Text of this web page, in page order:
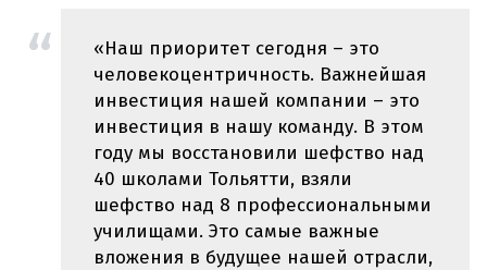
«Наш приоритет сегодня – это
человекоцентричность. Важнейшая
инвестиция нашей компании – это
инвестиция в нашу команду. В этом
году мы восстановили шефство над
40 школами Тольятти, взяли
шефство над 8 профессиональными
училищами. Это самые важные
вложения в будущее нашей отрасли,